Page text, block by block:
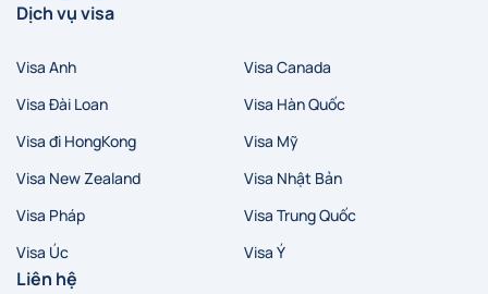
Dịch vụ visa
Visa Anh
Visa Canada
Visa Đài Loan
Visa Hàn Quốc
Visa đi HongKong
Visa Mỹ
Visa New Zealand
Visa Nhật Bản
Visa Pháp
Visa Trung Quốc
Visa Úc
Visa Ý
Liên hệ